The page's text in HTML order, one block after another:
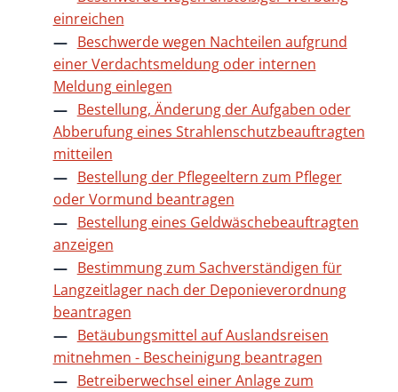
einreichen
Beschwerde wegen Nachteilen aufgrund
einer Verdachtsmeldung oder internen
Meldung einlegen
Bestellung, Änderung der Aufgaben oder
Abberufung eines Strahlenschutzbeauftragten
mitteilen
Bestellung der Pflegeeltern zum Pfleger
oder Vormund beantragen
Bestellung eines Geldwäschebeauftragten
anzeigen
Bestimmung zum Sachverständigen für
Langzeitlager nach der Deponieverordnung
beantragen
Betäubungsmittel auf Auslandsreisen
mitnehmen - Bescheinigung beantragen
Betreiberwechsel einer Anlage zum